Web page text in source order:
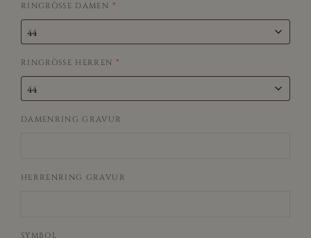
RINGRÖSSE DAMEN *
RINGRÖSSE HERREN *
DAMENRING GRAVUR
HERRENRING GRAVUR
SYMBOL